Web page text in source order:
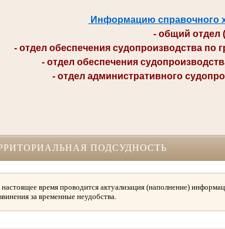
Информацию справочного
- общий отдел
- отдел обеспечения судопроизводства по
- отдел обеспечения
- отдел административного
ПОДСУДНОСТЬ
время проводится актуализация (наполнение)
за временные неудобства.